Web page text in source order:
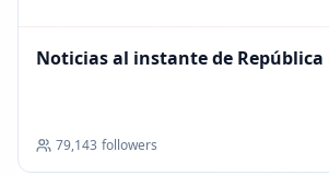
Noticias al instante de República
79,143 followers